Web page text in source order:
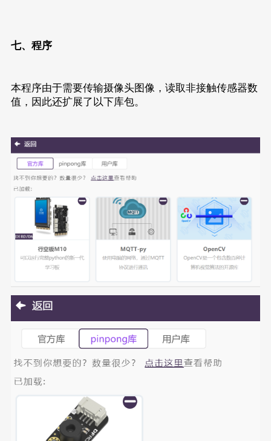
七、程序
本程序由于需要传输摄像头图像，读取非接触传感器数
值，因此还扩展了以下库包。